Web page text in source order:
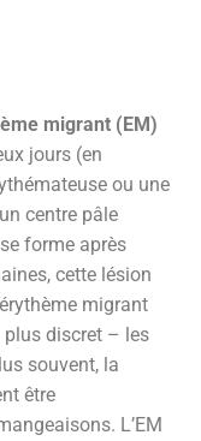
migrant (EM)
jours (en
ou une
centre pâle
forme après
cette lésion
migrant
plus discret – les
souvent, la
être
L’EM